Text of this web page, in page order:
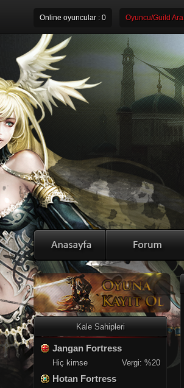
Online oyuncular : 0 Oyuncu/Guild Ara
Kale Sahipleri
Jangan Fortress
Hiç kimse Vergi: %20
Hotan Fortress